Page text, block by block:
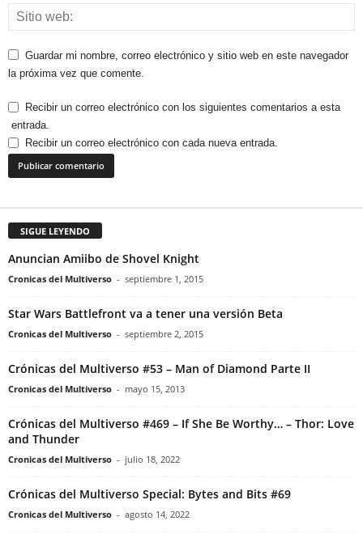
Guardar mi nombre, correo electrónico y sitio web en este navegador
la próxima vez que comente.
Recibir un correo electrónico con los siguientes comentarios a esta
entrada.
Recibir un correo electrónico con cada nueva entrada.
SIGUE LEYENDO
Anuncian Amiibo de Shovel Knight
Cronicas del Multiverso - septiembre 1, 2015
Star Wars Battlefront va a tener una versión Beta
Cronicas del Multiverso - septiembre 2, 2015
Crónicas del Multiverso #53 – Man of Diamond Parte II
Cronicas del Multiverso - mayo 15, 2013
Crónicas del Multiverso #469 – If She Be Worthy… – Thor: Love
and Thunder
Cronicas del Multiverso - julio 18, 2022
Crónicas del Multiverso Special: Bytes and Bits #69
Cronicas del Multiverso - agosto 14, 2022